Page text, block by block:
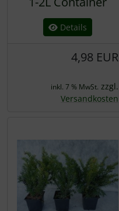
Details
4,98 EUR
inkl. 7 % MwSt. zzgl.
Versandkosten